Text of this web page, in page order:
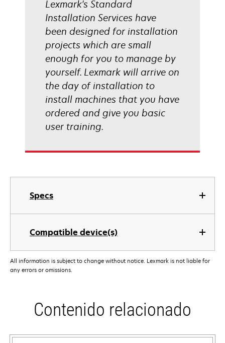
Specs
Compatible device(s)
Lexmark's Standard
Installation Services have
been designed for installation
projects which are small
enough for you to manage by
yourself. Lexmark will arrive on
the day of installation to
install machines that you have
ordered and give you basic
user training.
All information is subject to change without notice. Lexmark is not liable for
any errors or omissions.
Contenido relacionado